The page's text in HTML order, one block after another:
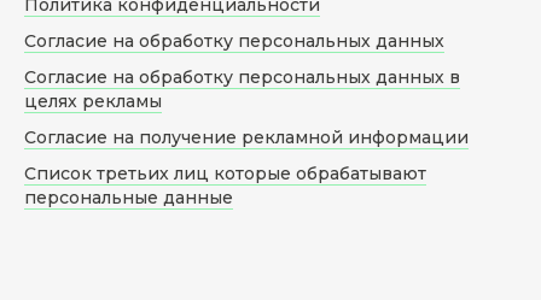
Политика конфиденциальности
Согласие на обработку персональных данных
Согласие на обработку персональных данных в
целях рекламы
Согласие на получение рекламной информации
Список третьих лиц которые обрабатывают
персональные данные